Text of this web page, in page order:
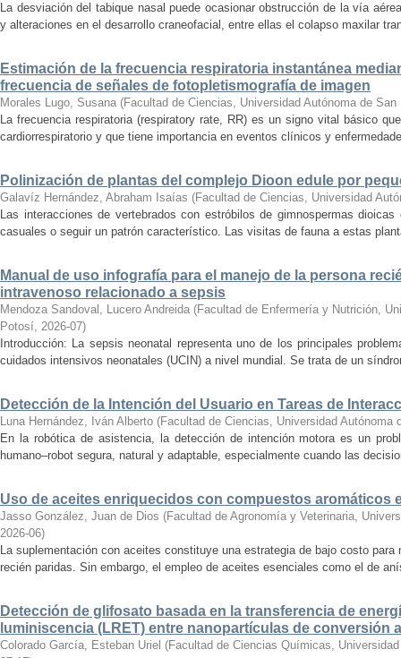
La desviación del tabique nasal puede ocasionar obstrucción de la vía
y alteraciones en el desarrollo craneofacial, entre ellas el colapso maxilar
Estimación de la frecuencia respiratoria instantánea
frecuencia de señales de fotopletismografía de imagen
Morales Lugo, Susana (Facultad de Ciencias, Universidad Autónoma de
La frecuencia respiratoria (respiratory rate, RR) es un signo vital básico
cardiorrespiratorio y que tiene importancia en eventos clínicos y
Polinización de plantas del complejo Dioon edule por
Galavíz Hernández, Abraham Isaías (Facultad de Ciencias, Universidad
Las interacciones de vertebrados con estróbilos de gimnospermas
casuales o seguir un patrón característico. Las visitas de fauna a estas
Manual de uso infografía para el manejo de la persona
intravenoso relacionado a sepsis
Mendoza Sandoval, Lucero Andreida (Facultad de Enfermería y Nutrición,
Potosí, 2026-07)
Introducción: La sepsis neonatal representa uno de los principales
cuidados intensivos neonatales (UCIN) a nivel mundial. Se trata de un
Detección de la Intención del Usuario en Tareas de
Luna Hernández, Iván Alberto (Facultad de Ciencias, Universidad Autónoma
En la robótica de asistencia, la detección de intención motora es un
humano–robot segura, natural y adaptable, especialmente cuando las
Uso de aceites enriquecidos con compuestos aromáticos
Jasso González, Juan de Dios (Facultad de Agronomía y Veterinaria,
2026-06)
La suplementación con aceites constituye una estrategia de bajo costo
recién paridas. Sin embargo, el empleo de aceites esenciales como el de
Detección de glifosato basada en la transferencia de
luminiscencia (LRET) entre nanopartículas de conversión
Colorado García, Esteban Uriel (Facultad de Ciencias Químicas,